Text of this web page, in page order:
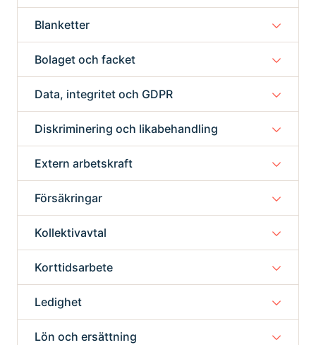
Blanketter
Bolaget och facket
Data, integritet och GDPR
Diskriminering och likabehandling
Extern arbetskraft
Försäkringar
Kollektivavtal
Korttidsarbete
Ledighet
Lön och ersättning